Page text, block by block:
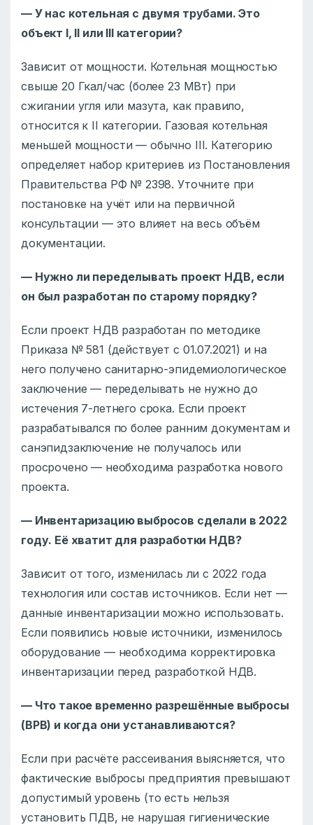
— У нас котельная с двумя трубами. Это
объект I, II или III категории?
Зависит от мощности. Котельная мощностью
свыше 20 Гкал/час (более 23 МВт) при
сжигании угля или мазута, как правило,
относится к II категории. Газовая котельная
меньшей мощности — обычно III. Категорию
определяет набор критериев из Постановления
Правительства РФ № 2398. Уточните при
постановке на учёт или на первичной
консультации — это влияет на весь объём
документации.
— Нужно ли переделывать проект НДВ, если
он был разработан по старому порядку?
Если проект НДВ разработан по методике
Приказа № 581 (действует с 01.07.2021) и на
него получено санитарно-эпидемиологическое
заключение — переделывать не нужно до
истечения 7-летнего срока. Если проект
разрабатывался по более ранним документам и
санэпидзаключение не получалось или
просрочено — необходима разработка нового
проекта.
— Инвентаризацию выбросов сделали в 2022
году. Её хватит для разработки НДВ?
Зависит от того, изменилась ли с 2022 года
технология или состав источников. Если нет —
данные инвентаризации можно использовать.
Если появились новые источники, изменилось
оборудование — необходима корректировка
инвентаризации перед разработкой НДВ.
— Что такое временно разрешённые выбросы
(ВРВ) и когда они устанавливаются?
Если при расчёте рассеивания выясняется, что
фактические выбросы предприятия превышают
допустимый уровень (то есть нельзя
установить ПДВ, не нарушая гигиенические